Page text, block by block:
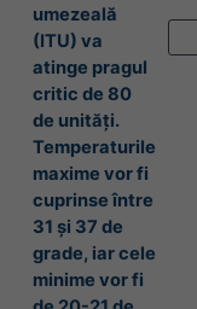
umezeală
(ITU) va
atinge pragul
critic de 80
de unități.
Temperaturile
maxime vor fi
cuprinse între
31 și 37 de
grade, iar cele
minime vor fi